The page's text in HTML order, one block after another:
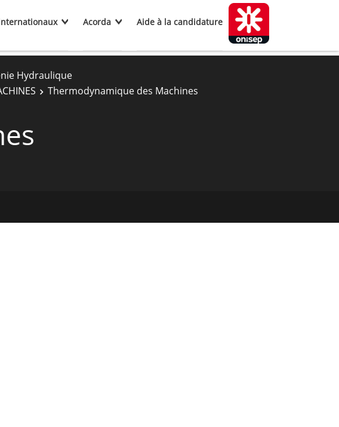
Acorda Aide à la candidature
Hydraulique
Thermodynamique des Machines